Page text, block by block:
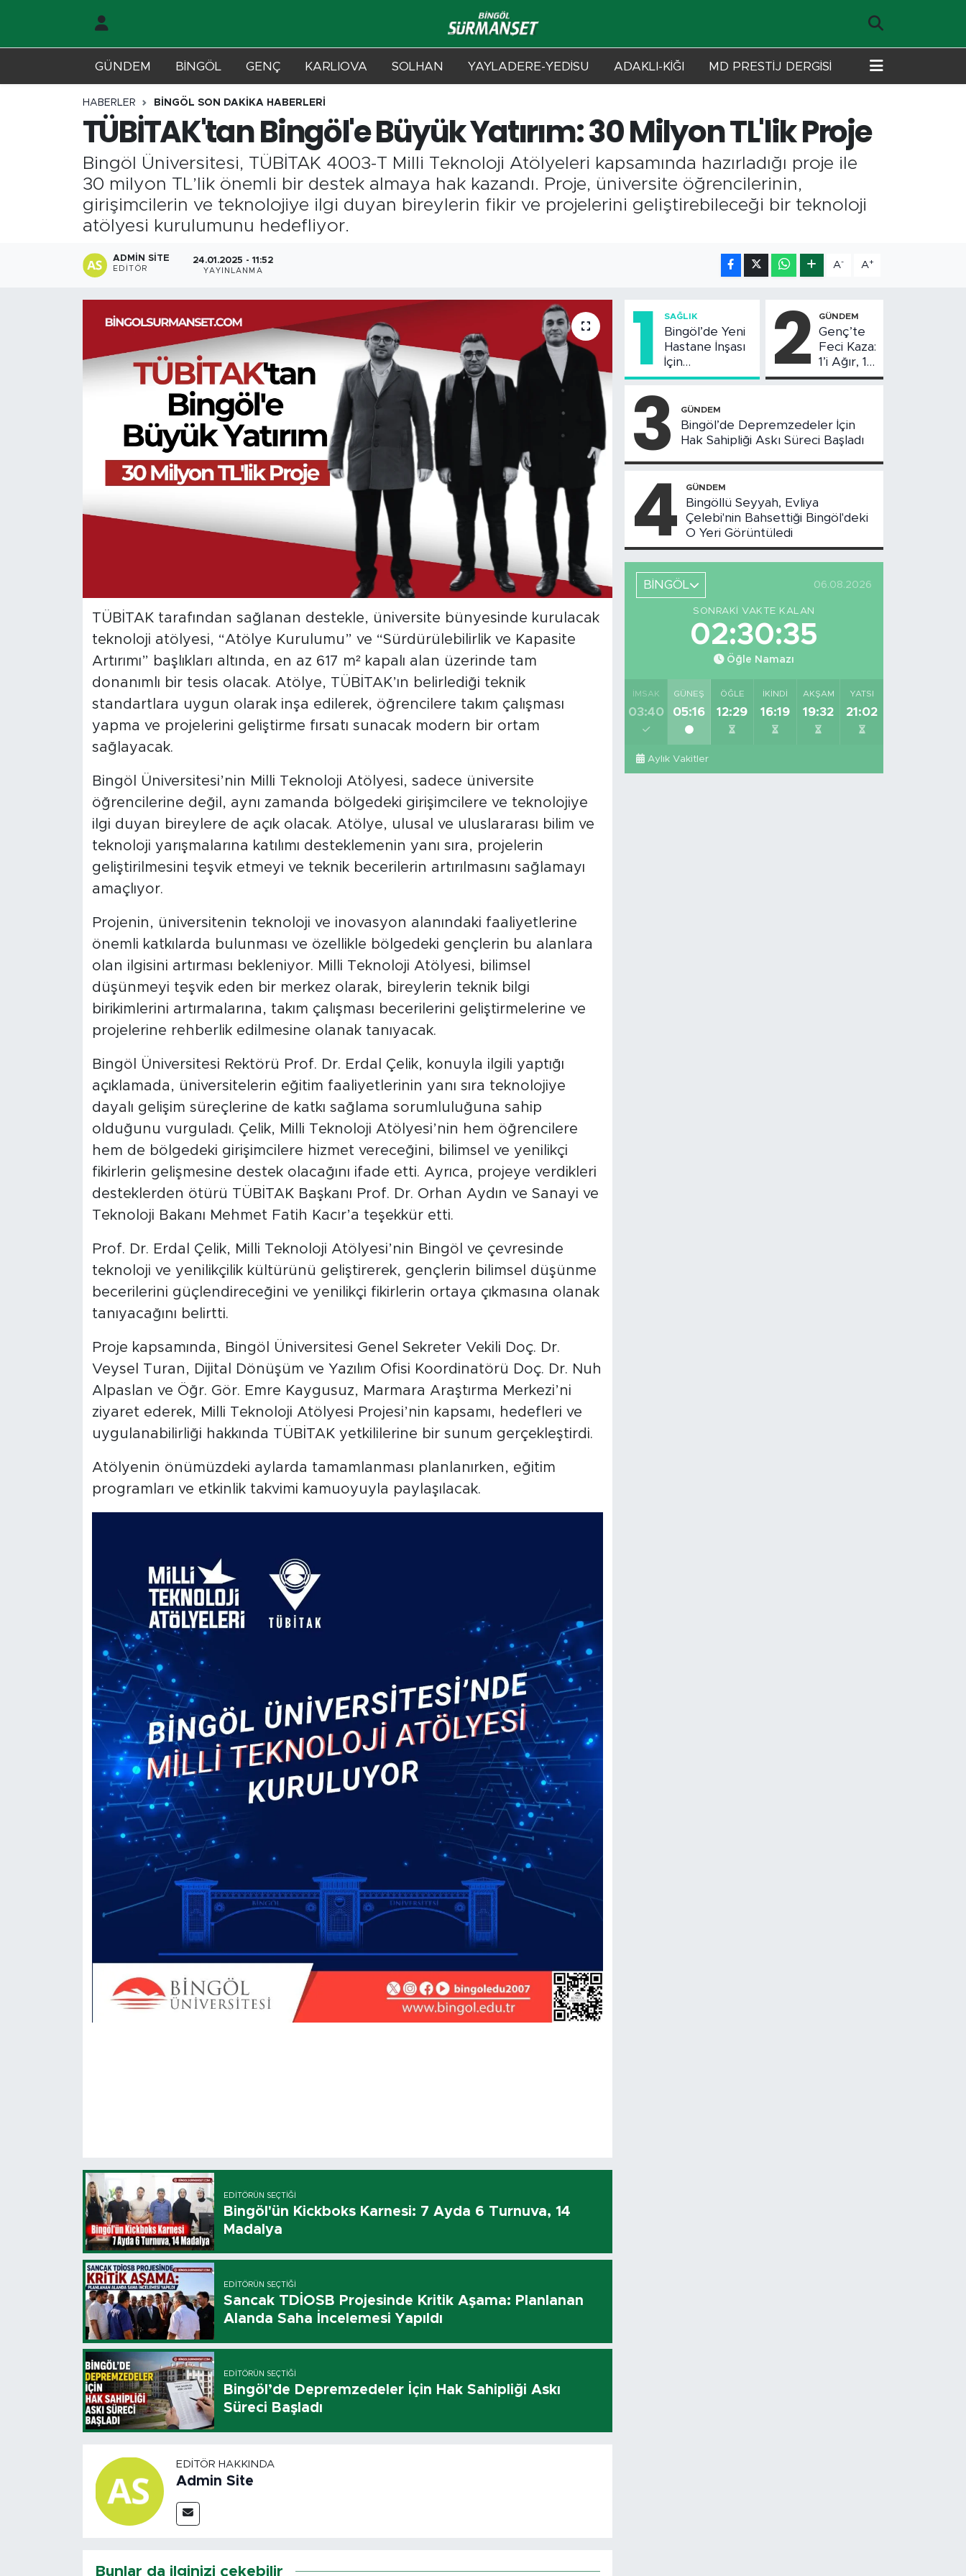
GÜNDEM BİNGÖL GENÇ KARLIOVA SOLHAN YAYLADERE-YEDİSU ADAKLI-KİĞI MD PRESTİJ DERGİSİ
HABERLER BİNGÖL SON DAKİKA HABERLERİ
TÜBİTAK'tan Bingöl'e Büyük Yatırım: 30 Milyon TL'lik Proje
Bingöl Üniversitesi, TÜBİTAK 4003-T Milli Teknoloji Atölyeleri kapsamında hazırladığı proje ile
30 milyon TL’lik önemli bir destek almaya hak kazandı. Proje, üniversite öğrencilerinin,
girişimcilerin ve teknolojiye ilgi duyan bireylerin fikir ve projelerini geliştirebileceği bir teknoloji
atölyesi kurulumunu hedefliyor.
ADMIN SITE
EDITÖR
24.01.2025 - 11:52
YAYINLANMA
A- A+
TÜBİTAK tarafından sağlanan destekle, üniversite bünyesinde kurulacak
teknoloji atölyesi, “Atölye Kurulumu” ve “Sürdürülebilirlik ve Kapasite
Artırımı” başlıkları altında, en az 617 m² kapalı alan üzerinde tam
donanımlı bir tesis olacak. Atölye, TÜBİTAK’ın belirlediği teknik
standartlara uygun olarak inşa edilerek, öğrencilere takım çalışması
yapma ve projelerini geliştirme fırsatı sunacak modern bir ortam
sağlayacak.
Bingöl Üniversitesi’nin Milli Teknoloji Atölyesi, sadece üniversite
öğrencilerine değil, aynı zamanda bölgedeki girişimcilere ve teknolojiye
ilgi duyan bireylere de açık olacak. Atölye, ulusal ve uluslararası bilim ve
teknoloji yarışmalarına katılımı desteklemenin yanı sıra, projelerin
geliştirilmesini teşvik etmeyi ve teknik becerilerin artırılmasını sağlamayı
amaçlıyor.
Projenin, üniversitenin teknoloji ve inovasyon alanındaki faaliyetlerine
önemli katkılarda bulunması ve özellikle bölgedeki gençlerin bu alanlara
olan ilgisini artırması bekleniyor. Milli Teknoloji Atölyesi, bilimsel
düşünmeyi teşvik eden bir merkez olarak, bireylerin teknik bilgi
birikimlerini artırmalarına, takım çalışması becerilerini geliştirmelerine ve
projelerine rehberlik edilmesine olanak tanıyacak.
Bingöl Üniversitesi Rektörü Prof. Dr. Erdal Çelik, konuyla ilgili yaptığı
açıklamada, üniversitelerin eğitim faaliyetlerinin yanı sıra teknolojiye
dayalı gelişim süreçlerine de katkı sağlama sorumluluğuna sahip
olduğunu vurguladı. Çelik, Milli Teknoloji Atölyesi’nin hem öğrencilere
hem de bölgedeki girişimcilere hizmet vereceğini, bilimsel ve yenilikçi
fikirlerin gelişmesine destek olacağını ifade etti. Ayrıca, projeye verdikleri
desteklerden ötürü TÜBİTAK Başkanı Prof. Dr. Orhan Aydın ve Sanayi ve
Teknoloji Bakanı Mehmet Fatih Kacır’a teşekkür etti.
Prof. Dr. Erdal Çelik, Milli Teknoloji Atölyesi’nin Bingöl ve çevresinde
teknoloji ve yenilikçilik kültürünü geliştirerek, gençlerin bilimsel düşünme
becerilerini güçlendireceğini ve yenilikçi fikirlerin ortaya çıkmasına olanak
tanıyacağını belirtti.
Proje kapsamında, Bingöl Üniversitesi Genel Sekreter Vekili Doç. Dr.
Veysel Turan, Dijital Dönüşüm ve Yazılım Ofisi Koordinatörü Doç. Dr. Nuh
Alpaslan ve Öğr. Gör. Emre Kaygusuz, Marmara Araştırma Merkezi’ni
ziyaret ederek, Milli Teknoloji Atölyesi Projesi’nin kapsamı, hedefleri ve
uygulanabilirliği hakkında TÜBİTAK yetkililerine bir sunum gerçekleştirdi.
Atölyenin önümüzdeki aylarda tamamlanması planlanırken, eğitim
programları ve etkinlik takvimi kamuoyuyla paylaşılacak.
EDITÖRÜN SEÇTIĞI
Bingöl'ün Kickboks Karnesi: 7 Ayda 6 Turnuva, 14
Madalya
EDITÖRÜN SEÇTIĞI
Sancak TDİOSB Projesinde Kritik Aşama: Planlanan
Alanda Saha İncelemesi Yapıldı
EDITÖRÜN SEÇTIĞI
Bingöl’de Depremzedeler İçin Hak Sahipliği Askı
Süreci Başladı
EDITÖR HAKKINDA
Admin Site
Bunlar da ilginizi çekebilir
1 SAĞLIK
Bingöl’de Yeni
Hastane İnşası
İçin
Değerlendirme
Yapıldı
2 GÜNDEM
Genç’te
Feci Kaza:
1’i Ağır, 10
Yaralı
3 GÜNDEM
Bingöl’de Depremzedeler İçin
Hak Sahipliği Askı Süreci Başladı
4 GÜNDEM
Bingöllü Seyyah, Evliya
Çelebi'nin Bahsettiği Bingöl'deki
O Yeri Görüntüledi
BİNGÖL 06.08.2026
SONRAKI VAKTE KALAN
02:30:34
Öğle Namazı
İMSAK
03:40
GÜNEŞ
05:16
ÖĞLE
12:29
İKINDI
16:19
AKŞAM
19:32
YATSI
21:02
Aylık Vakitler
Karlıova
Adaklı-Kiğı
Yayladere-Yedisu
MD Prestij Dergisi
Merkez Trafik Yoğunluk Haritası
Süper Lig Puan Durumu ve Fikstür
Tüm Manşetler
Son Dakika Haberleri
Haber Arşivi